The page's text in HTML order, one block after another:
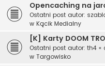
Opencaching na
Ostatni post autor:
w Kącik Medialny
[K] Karty DOOM
Ostatni post autor: th4 «
w Targowisko